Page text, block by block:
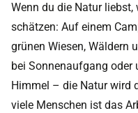
Wenn du die Natur
schätzen: Auf einem
grünen Wiesen, Wäldern
bei Sonnenaufgang oder
Himmel – die Natur wird
viele Menschen ist das